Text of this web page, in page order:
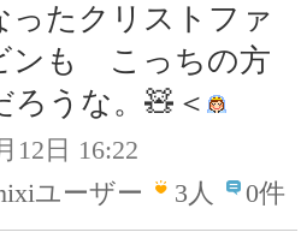
ったクリストファ
ンも こっちの方
ろうな。🧸＜
12日 16:22
ユーザー
3人 0件